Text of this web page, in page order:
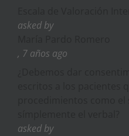
asked by
, 7 años ago
asked by